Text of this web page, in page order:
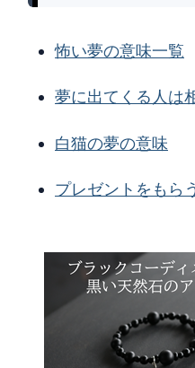
怖い夢の意味一覧
夢に出てくる人は
白猫の夢の意味
プレゼントをもら